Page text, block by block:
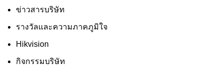
ข่าวสารบริษัท
รางวัลและความภาคภูมิใจ
Hikvision
กิจกรรมบริษัท